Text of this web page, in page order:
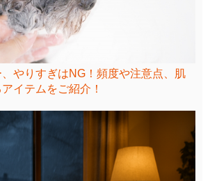
やりすぎはNG！頻度や注意点、肌
イテムをご紹介！